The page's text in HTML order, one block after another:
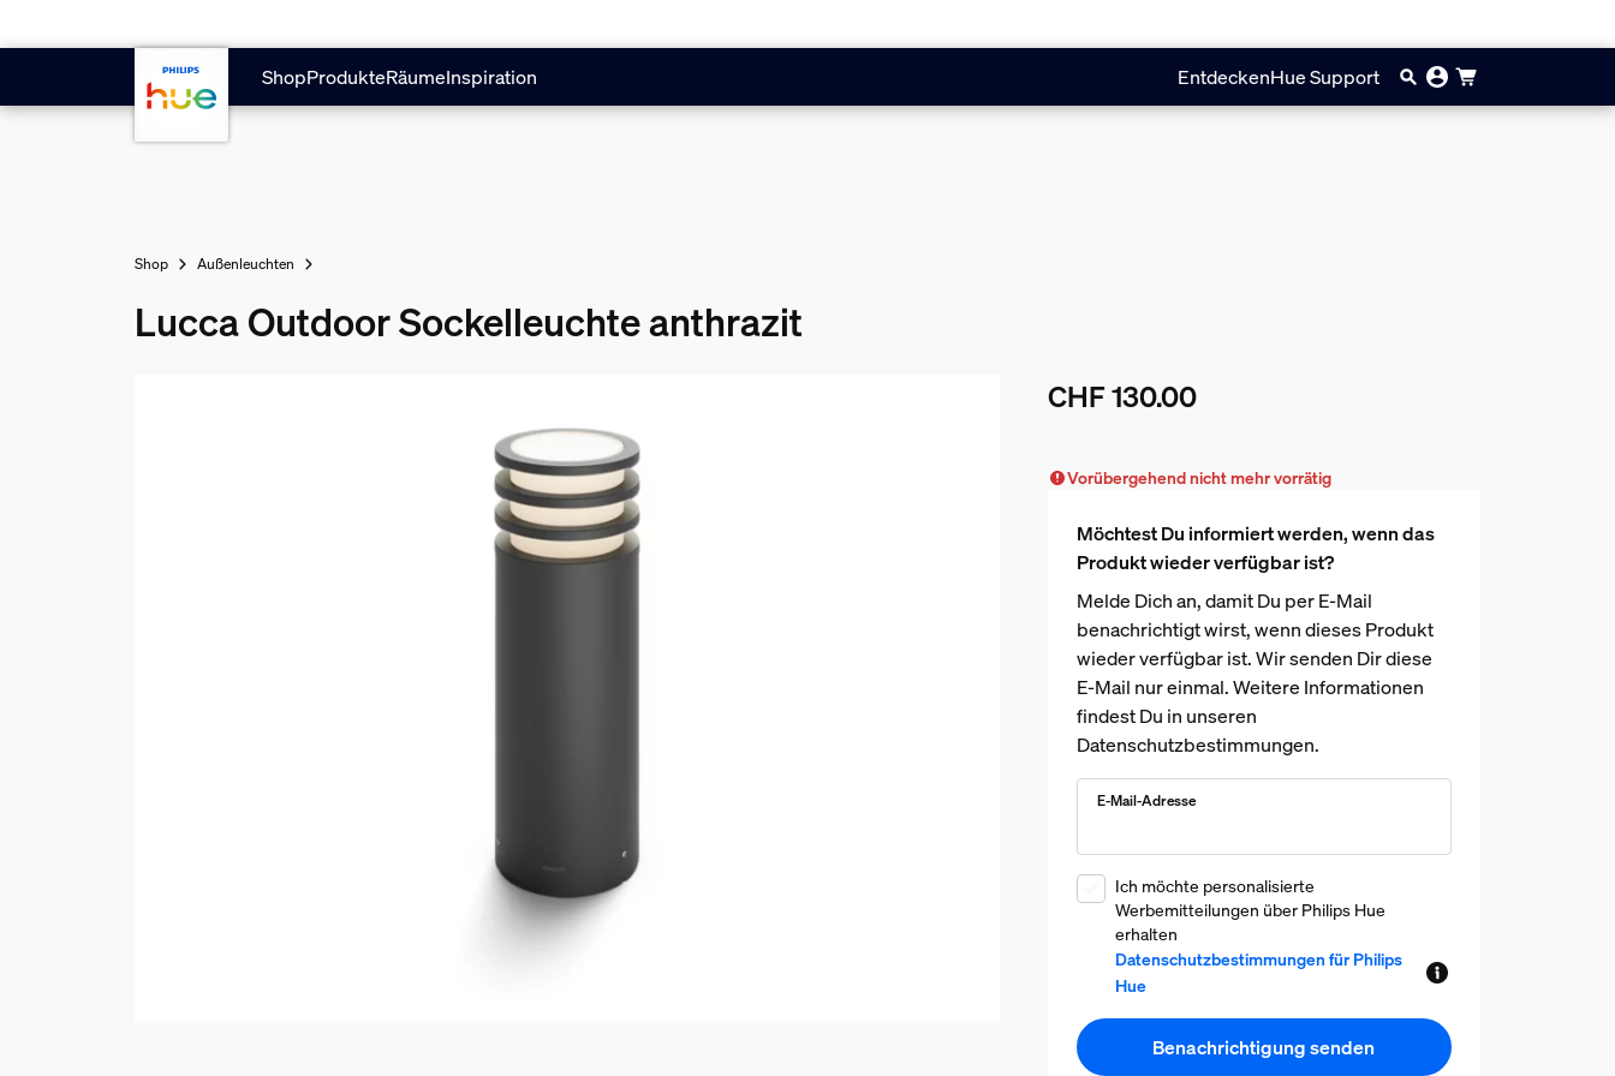
ShopProdukteRäumeInspiration EntdeckenHue Support
Shop Außenleuchten
Lucca Outdoor Sockelleuchte anthrazit
CHF 130.00
Vorübergehend nicht mehr vorrätig
Möchtest Du informiert werden, wenn das
Produkt wieder verfügbar ist?
Melde Dich an, damit Du per E-Mail
benachrichtigt wirst, wenn dieses Produkt
wieder verfügbar ist. Wir senden Dir diese
E-Mail nur einmal. Weitere Informationen
findest Du in unseren
Datenschutzbestimmungen.
E-Mail-Adresse
Ich möchte personalisierte
Werbemitteilungen über Philips Hue
erhalten
Datenschutzbestimmungen für Philips
Hue
Benachrichtigung senden